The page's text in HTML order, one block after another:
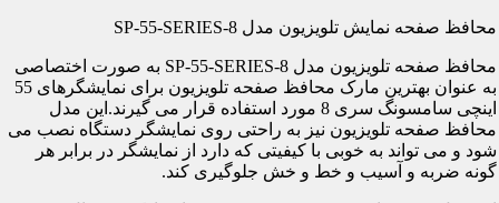
محافظ صفحه نمایش تلویزیون مدل SP-55-SERIES-8
محافظ صفحه تلویزیون مدل SP-55-SERIES-8 به صورت اختصاصی
به عنوان بهترین مارک محافظ صفحه تلویزیون برای نمایشگرهای 55
اینچی سامسونگ سری 8 مورد استفاده قرار می گیرند.این مدل
محافظ صفحه تلویزیون نیز به راحتی روی نمایشگر دستگاه نصب می
شود و می تواند به خوبی با کیفیتی که دارد از نمایشگر در برابر هر
گونه ضربه و آسیب و خط و خش جلوگیری کند.